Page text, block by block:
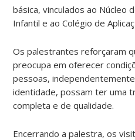
básica, vinculados ao Núcleo
Infantil e ao Colégio de
Os palestrantes reforçaram
preocupa em oferecer
pessoas,
identidade, possam ter uma
completa e de qualidade.
Encerrando a palestra, os